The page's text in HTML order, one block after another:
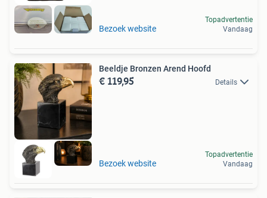
Bezoek website
Topadvertentie
Vandaag
Beeldje Bronzen Arend Hoofd
€ 119,95 Details
Bezoek website
Topadvertentie
Vandaag